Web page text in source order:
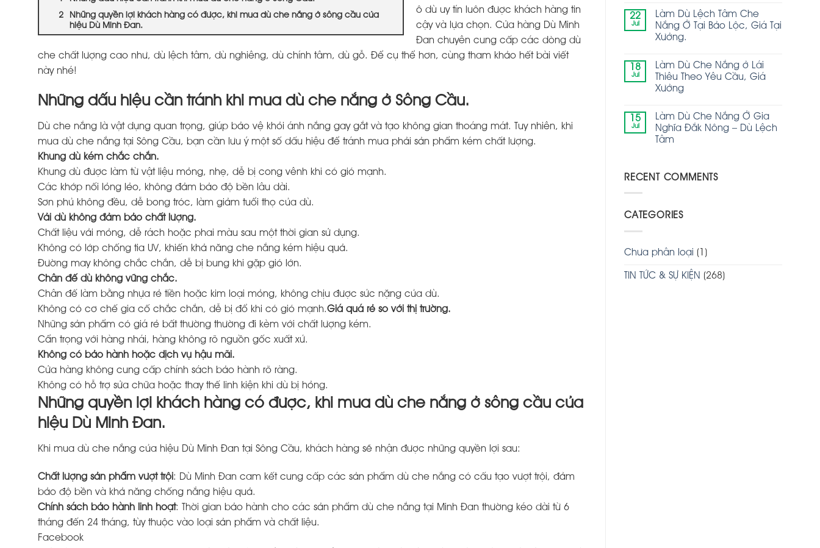
Những quyền lợi khách hàng có được, khi mua dù che nắng ở sông cầu của
hiệu Dù Minh Đan.
ô dù uy tín luôn được khách hàng tin
cậy và lựa chọn. Cửa hàng Dù Minh
Đan chuyên cung cấp các dòng dù
che chất lượng cao như, dù lệch tâm, dù nghiêng, dù chính tâm, dù gỗ. Để cụ thể hơn, cùng tham khảo hết bài viết
này nhé!
Những dấu hiệu cần tránh khi mua dù che nắng ở Sông Cầu.
Dù che nắng là vật dụng quan trọng, giúp bảo vệ khỏi ánh nắng gay gắt và tạo không gian thoáng mát. Tuy nhiên, khi
mua dù che nắng tại Sông Cầu, bạn cần lưu ý một số dấu hiệu để tránh mua phải sản phẩm kém chất lượng.
Khung dù kém chắc chắn.
Khung dù được làm từ vật liệu mỏng, nhẹ, dễ bị cong vênh khi có gió mạnh.
Các khớp nối lỏng lẻo, không đảm bảo độ bền lâu dài.
Sơn phủ không đều, dễ bong tróc, làm giảm tuổi thọ của dù.
Vải dù không đảm bảo chất lượng.
Chất liệu vải mỏng, dễ rách hoặc phai màu sau một thời gian sử dụng.
Không có lớp chống tia UV, khiến khả năng che nắng kém hiệu quả.
Đường may không chắc chắn, dễ bị bung khi gặp gió lớn.
Chân đế dù không vững chắc.
Chân đế làm bằng nhựa rẻ tiền hoặc kim loại mỏng, không chịu được sức nặng của dù.
Không có cơ chế gia cố chắc chắn, dễ bị đổ khi có gió mạnh.Giá quá rẻ so với thị trường.
Những sản phẩm có giá rẻ bất thường thường đi kèm với chất lượng kém.
Cẩn trọng với hàng nhái, hàng không rõ nguồn gốc xuất xứ.
Không có bảo hành hoặc dịch vụ hậu mãi.
Cửa hàng không cung cấp chính sách bảo hành rõ ràng.
Không có hỗ trợ sửa chữa hoặc thay thế linh kiện khi dù bị hỏng.
Những quyền lợi khách hàng có được, khi mua dù che nắng ở sông cầu của
hiệu Dù Minh Đan.
Khi mua dù che nắng của hiệu Dù Minh Đan tại Sông Cầu, khách hàng sẽ nhận được những quyền lợi sau:
Chất lượng sản phẩm vượt trội: Dù Minh Đan cam kết cung cấp các sản phẩm dù che nắng có cấu tạo vượt trội, đảm
bảo độ bền và khả năng chống nắng hiệu quả.
Chính sách bảo hành linh hoạt: Thời gian bảo hành cho các sản phẩm dù che nắng tại Minh Đan thường kéo dài từ 6
tháng đến 24 tháng, tùy thuộc vào loại sản phẩm và chất liệu.
Facebook
22
Jul
Làm Dù Lệch Tâm Che
Nắng Ở Tại Bảo Lộc, Giá Tại
Xưởng.
18
Jul
Làm Dù Che Nắng ở Lái
Thiêu Theo Yêu Cầu, Giá
Xưởng
15
Jul
Làm Dù Che Nắng Ở Gia
Nghĩa Đắk Nông – Dù Lệch
Tâm
RECENT COMMENTS
CATEGORIES
Chưa phân loại (1)
TIN TỨC & SỰ KIỆN (268)